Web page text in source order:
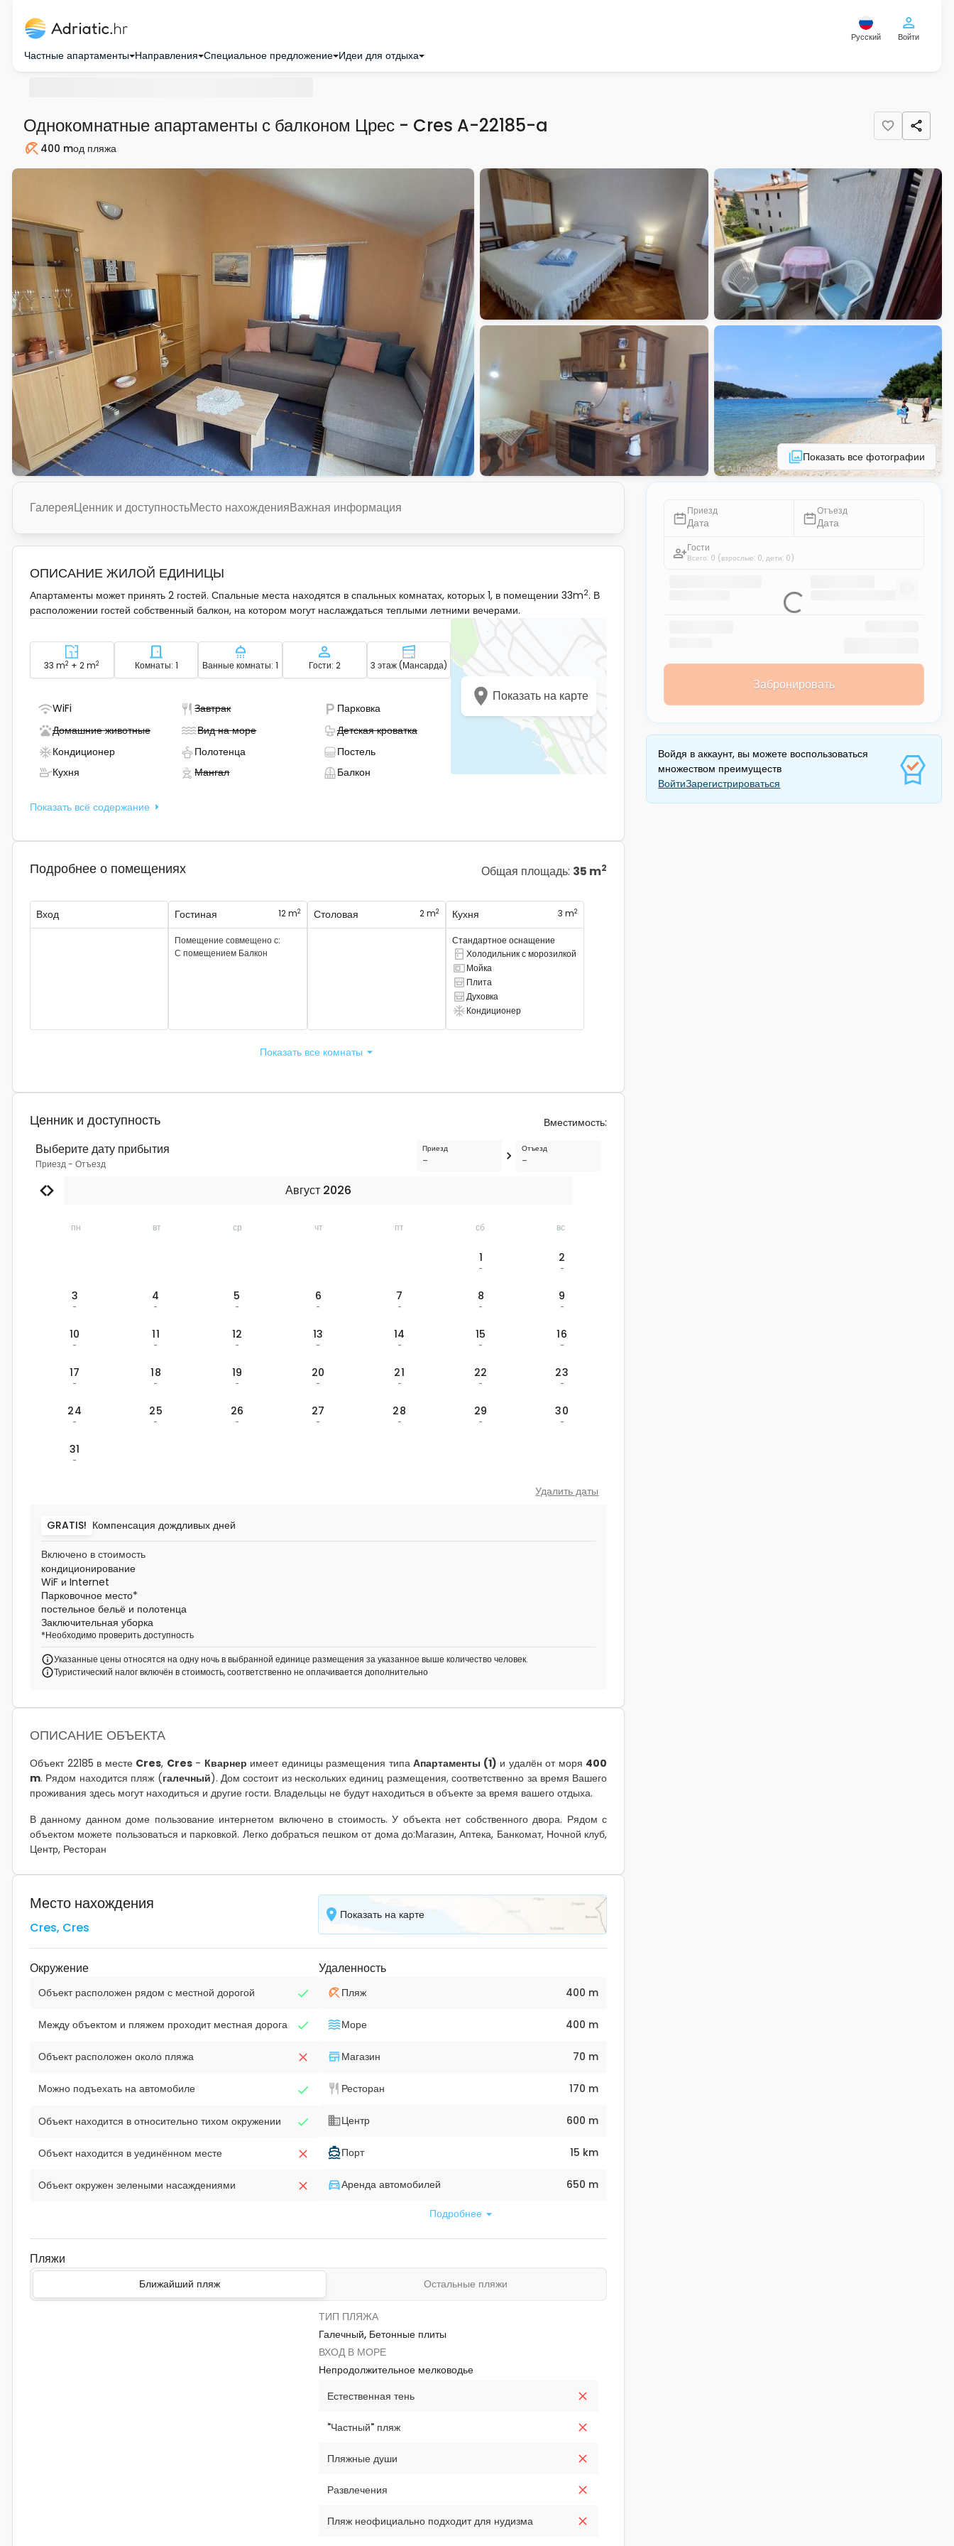
Русский Войти
Частные апартаменты Направления Специальное предложение Идеи для отдыха
Однокомнатные апартаменты с балконом Црес - Cres A-22185-a
Пляж400 mод пляжа
Показать все фотографии
ГалереяЦенник и доступностьМесто нахожденияВажная информация
ОПИСАНИЕ ЖИЛОЙ ЕДИНИЦЫ
Апартаменты может принять 2 гостей. Спальные места находятся в спальных комнатах, которых 1, в помещении 33m2. В
расположении гостей собственный балкон, на котором могут наслаждаться теплыми летними вечерами.
Район - размещение
33 m2 + 2 m2 Количество спален - размещение
Комнаты: 1 Количество ванных комнат - размещение
Ванные комнаты: 1 Вместимость
Гости: 2 Этаж - размещение
3 этаж (Мансарда)
WiFi Завтрак- Не доступно Парковка- Доступна парковка
Домашние животные- Не доступноВид на море- Не доступно Детская кроватка- Не доступно
Кондиционер- Есть кондиционерПолотенца- Полотенца предоставляются
Постель- Предоставляется постельное белье
Кухня
Мангал- Не доступно Балкон- Балкон
Показать всё содержание
Показать на карте
Подробнее о помещениях Общая площадь: 35 m2
Вход Гостиная 12 m2
Помещение совмещено с:
С помещением Балкон
Столовая 2 m2 Кухня 3 m2
Стандартное оснащение
Есть комбинированный холодильник.
Холодильник с морозилкой
Там есть раковина
Мойка
Там есть плита
Плита
Там есть духовка
Духовка
Есть кондиционер
Кондиционер
Показать все комнаты
Ценник и доступность Вместимость:
Выберите дату прибытия
Приезд- Отъезд
Приезд
-
Отъезд
-
Август 2026
пн вт ср чт пт сб вс
1
-
2
-
3
-
4
-
5
-
6
-
7
-
8
-
9
-
10
-
11
-
12
-
13
-
14
-
15
-
16
-
17
-
18
-
19
-
20
-
21
-
22
-
23
-
24
-
25
-
26
-
27
-
28
-
29
-
30
-
31
-
Удалить даты
GRATIS! Компенсация дождливых дней
Включено в стоимость
кондиционирование
WiF и Internet
Парковочное место*
постельное бельё и полотенца
Заключительная уборка
*Необходимо проверить доступность
Указанные цены относятся на одну ночь в выбранной единице размещения за указанное выше количество человек.
Туристический налог включён в стоимость, соответственно не оплачивается дополнительно
ОПИСАНИЕ ОБЪЕКТА
Объект 22185 в месте Cres, Cres- Кварнер имеет единицы размещения типаАпартаменты (1) и удалён от моря 400
m. Рядом находится пляж (галечный). Дом состоит из нескольких единиц размещения, соответственно за время Вашего
проживания здесь могут находиться и другие гости. Владельцы не будут находиться в объекте за время вашего отдыха.
В данному данном доме пользование интернетом включено в стоимость. У объекта нет собственного двора. Рядом с
объектом можете пользоваться и парковкой. Легко добраться пешком от дома до:Магазин, Аптека, Банкомат, Ночной клуб,
Центр, Ресторан
Место нахождения
Cres, Cres
Показать на карте
Окружение
Объект расположен рядом с местной дорогой
Между объектом и пляжем проходит местная дорога
Объект расположен около пляжа
Можно подъехать на автомобиле
Объект находится в относительно тихом окружении
Объект находится в уединённом месте
Объект окружен зелеными насаждениями
Удаленность
Пляж 400 m
Море 400 m
Магазин 70 m
Ресторан 170 m
Центр 600 m
Порт 15 km
Аренда автомобилей 650 m
Подробнее
Пляжи
Ближайший пляж Остальные пляжи
ТИП ПЛЯЖА
Галечный, Бетонные плиты
ВХОД В МОРЕ
Непродолжительное мелководье
Естественная тень
"Частный" пляж
Пляжные души
Развлечения
Пляж неофициально подходит для нудизма
Приезд
Дата
Отъезд
Дата
Гости
Всего: 0 (взрослые: 0, дети: 0)
Забронировать
Войдя в аккаунт, вы можете воспользоваться
множеством преимуществ
ВойтиЗарегистрироваться